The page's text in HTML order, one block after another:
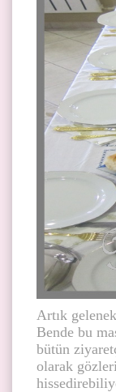
Artık
Bende bu
bütün
olarak